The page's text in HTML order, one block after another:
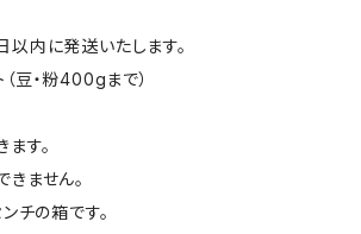
内に発送いたします。
豆・粉400gまで）
す。
ません。
チの箱です。